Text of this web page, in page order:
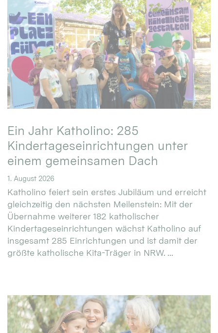
Ein Jahr Katholino: 285
Kindertageseinrichtungen unter
einem gemeinsamen Dach
1. August 2026
Katholino feiert sein erstes Jubiläum und erreicht
gleichzeitig den nächsten Meilenstein: Mit der
Übernahme weiterer 182 katholischer
Kindertageseinrichtungen wächst Katholino auf
insgesamt 285 Einrichtungen und ist damit der
größte katholische Kita-Träger in NRW. ...